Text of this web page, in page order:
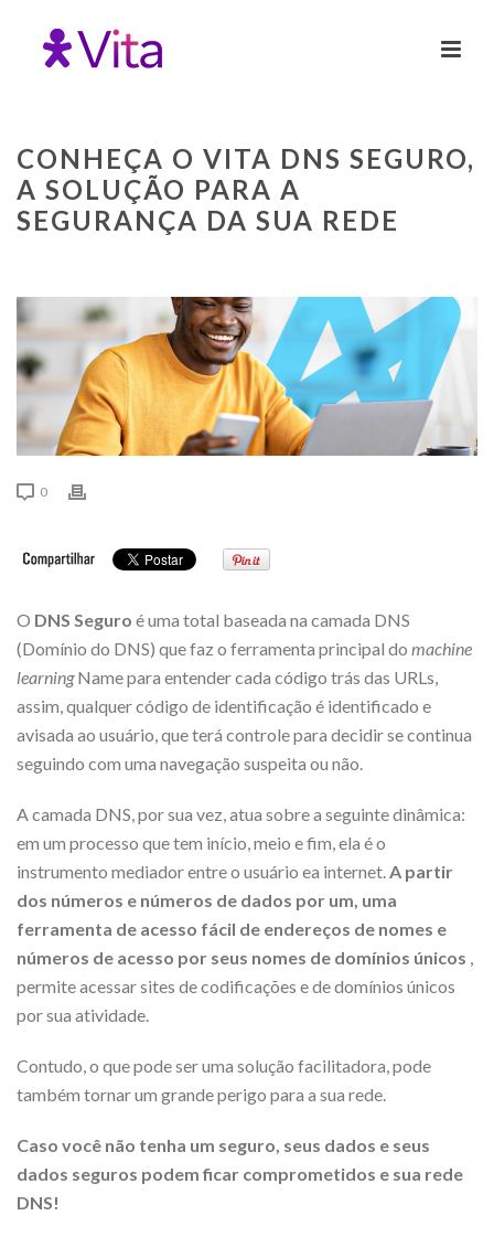
CONHEÇA O VITA DNS SEGURO,
A SOLUÇÃO PARA A
SEGURANÇA DA SUA REDE
0
O DNS Seguro é uma total baseada na camada DNS
(Domínio do DNS) que faz o ferramenta principal do machine
learningName para entender cada código trás das URLs,
assim, qualquer código de identificação é identificado e
avisada ao usuário, que terá controle para decidir se continua
seguindo com uma navegação suspeita ou não.
A camada DNS, por sua vez, atua sobre a seguinte dinâmica:
em um processo que tem início, meio e fim, ela é o
instrumento mediador entre o usuário ea internet. A partir
dos números e números de dados por um, uma
ferramenta de acesso fácil de endereços de nomes e
números de acesso por seus nomes de domínios únicos
permiteacessar sites de codificações e de domínios únicos
por sua atividade.
Contudo, o que pode ser uma solução facilitadora, pode
também tornar um grande perigo para a sua rede.
Caso você não tenha um seguro, seus dados e seus
dados seguros podem ficar comprometidos e sua rede
DNS!